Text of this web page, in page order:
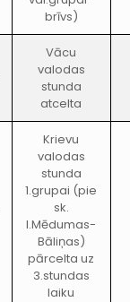
brīvs)
Vācu
valodas
stunda
atcelta
Krievu
valodas
stunda
1.grupai (pie
sk.
I.Mēdumas-
Bāliņas)
pārcelta uz
3.stundas
laiku